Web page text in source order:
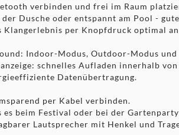
verbinden und frei im Raum
Dusche oder entspannt am Pool -
per Knopfdruck optimal
Indoor-Modus, Outdoor-Modus
schnelles Aufladen innerhalb
Datenübertragung.
per Kabel verbinden.
beim Festival oder bei der
Lautsprecher mit Henkel und